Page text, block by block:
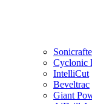
Cyclonic
IntelliCut
Beveltrac
Giant